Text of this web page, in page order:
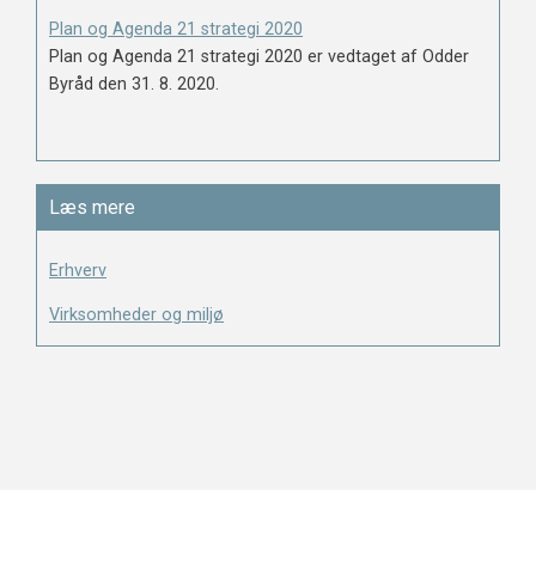
Plan og Agenda 21 strategi 2020
Plan og Agenda 21 strategi 2020 er vedtaget af Odder
Byråd den 31. 8. 2020.
Læs mere
Erhverv
Virksomheder og miljø